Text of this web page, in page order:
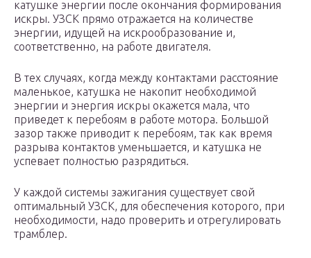
катушке энергии после окончания формирования
искры. УЗСК прямо отражается на количестве
энергии, идущей на искрообразование и,
соответственно, на работе двигателя.
В тех случаях, когда между контактами расстояние
маленькое, катушка не накопит необходимой
энергии и энергия искры окажется мала, что
приведет к перебоям в работе мотора. Большой
зазор также приводит к перебоям, так как время
разрыва контактов уменьшается, и катушка не
успевает полностью разрядиться.
У каждой системы зажигания существует свой
оптимальный УЗСК, для обеспечения которого, при
необходимости, надо проверить и отрегулировать
трамблер.